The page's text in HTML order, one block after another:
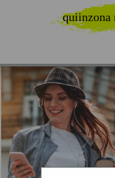
quiinzona